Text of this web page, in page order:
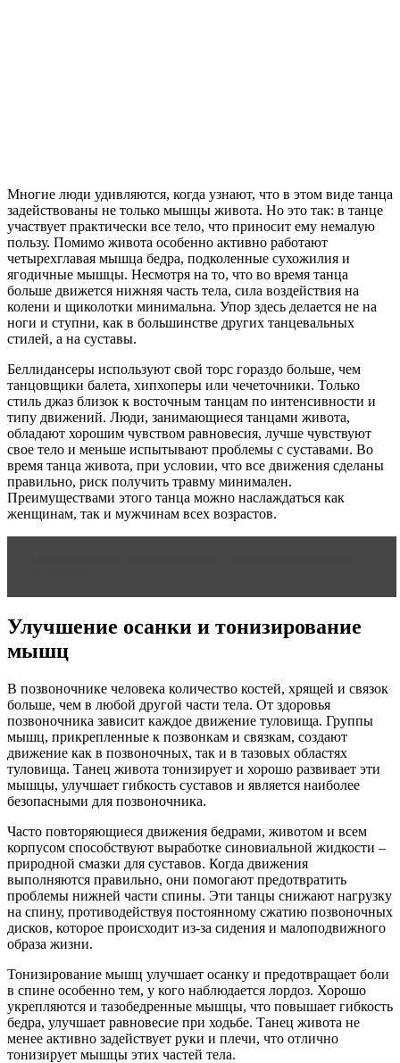
Многие люди удивляются, когда узнают, что в этом виде танца
задействованы не только мышцы живота. Но это так: в танце
участвует практически все тело, что приносит ему немалую
пользу. Помимо живота особенно активно работают
четырехглавая мышца бедра, подколенные сухожилия и
ягодичные мышцы. Несмотря на то, что во время танца
больше движется нижняя часть тела, сила воздействия на
колени и щиколотки минимальна. Упор здесь делается не на
ноги и ступни, как в большинстве других танцевальных
стилей, а на суставы.
Беллидансеры используют свой торс гораздо больше, чем
танцовщики балета, хипхоперы или чечеточники. Только
стиль джаз близок к восточным танцам по интенсивности и
типу движений. Люди, занимающиеся танцами живота,
обладают хорошим чувством равновесия, лучше чувствуют
свое тело и меньше испытывают проблемы с суставами. Во
время танца живота, при условии, что все движения сделаны
правильно, риск получить травму минимален.
Преимуществами этого танца можно наслаждаться как
женщинам, так и мужчинам всех возрастов.
Улучшение осанки и тонизирование
мышц
В позвоночнике человека количество костей, хрящей и связок
больше, чем в любой другой части тела. От здоровья
позвоночника зависит каждое движение туловища. Группы
мышц, прикрепленные к позвонкам и связкам, создают
движение как в позвоночных, так и в тазовых областях
туловища. Танец живота тонизирует и хорошо развивает эти
мышцы, улучшает гибкость суставов и является наиболее
безопасными для позвоночника.
Часто повторяющиеся движения бедрами, животом и всем
корпусом способствуют выработке синовиальной жидкости –
природной смазки для суставов. Когда движения
выполняются правильно, они помогают предотвратить
проблемы нижней части спины. Эти танцы снижают нагрузку
на спину, противодействуя постоянному сжатию позвоночных
дисков, которое происходит из-за сидения и малоподвижного
образа жизни.
Тонизирование мышц улучшает осанку и предотвращает боли
в спине особенно тем, у кого наблюдается лордоз. Хорошо
укрепляются и тазобедренные мышцы, что повышает гибкость
бедра, улучшает равновесие при ходьбе. Танец живота не
менее активно задействует руки и плечи, что отлично
тонизирует мышцы этих частей тела.